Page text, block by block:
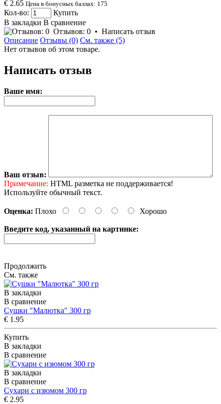
€ 2.65 Цена в бонусных баллах: 175
Кол-во:
Купить
В закладки В сравнение
Отзывов: 0 • Написать отзыв
Описание Отзывы (0) См. также (5)
Нет отзывов об этом товаре.
Написать отзыв
Ваше имя:
Ваш отзыв:
Примечание: HTML разметка не поддерживается!
Используйте обычный текст.
Оценка: Плохо Хорошо
Введите код, указанный на картинке:
Продолжить
См. также
В закладки
В сравнение
Сушки "Малютка" 300 гр
€ 1.95
Купить
В закладки
В сравнение
В закладки
В сравнение
Сухари с изюмом 300 гр
€ 2.95